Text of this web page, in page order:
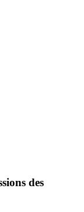
des